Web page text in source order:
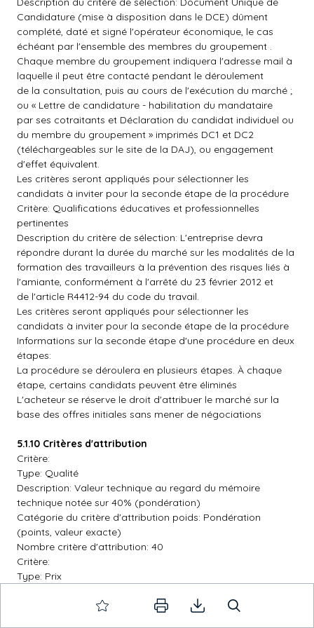
Candidature (mise à disposition dans le DCE) dûment
complété, daté et signé l'opérateur économique, le cas
échéant par l'ensemble des membres du groupement .
Chaque membre du groupement indiquera l'adresse mail à
laquelle il peut être contacté pendant le déroulement
de la consultation, puis au cours de l'exécution du marché ;
ou « Lettre de candidature - habilitation du mandataire
par ses cotraitants et Déclaration du candidat individuel ou
du membre du groupement » imprimés DC1 et DC2
(téléchargeables sur le site de la DAJ), ou engagement
d'effet équivalent.
Les critères seront appliqués pour sélectionner les
candidats à inviter pour la seconde étape de la procédure
Critère: Qualifications éducatives et professionnelles
pertinentes
Description du critère de sélection: L'entreprise devra
répondre durant la durée du marché sur les modalités de la
formation des travailleurs à la prévention des risques liés à
l'amiante, conformément à l'arrêté du 23 février 2012 et
de l'article R4412-94 du code du travail.
Les critères seront appliqués pour sélectionner les
candidats à inviter pour la seconde étape de la procédure
Informations sur la seconde étape d'une procédure en deux
étapes:
La procédure se déroulera en plusieurs étapes. À chaque
étape, certains candidats peuvent être éliminés
L'acheteur se réserve le droit d'attribuer le marché sur la
base des offres initiales sans mener de négociations
5.1.10 Critères d'attribution
Critère:
Type: Qualité
Description: Valeur technique au regard du mémoire
technique notée sur 40% (pondération)
Catégorie du critère d'attribution poids: Pondération
(points, valeur exacte)
Nombre critère d'attribution: 40
Critère:
Type: Prix